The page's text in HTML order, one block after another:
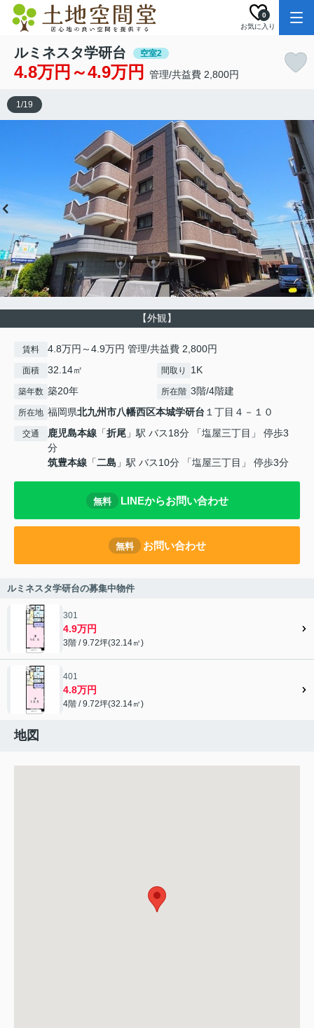
お気に入り
0
ルミネスタ学研台 空室2
4.8万円～4.9万円 管理/共益費 2,800円
【外観】
1/19
賃料 4.8万円～4.9万円 管理/共益費 2,800円
面積 32.14㎡ 間取り 1K
築年数 築20年 所在階 3階/4階建
所在地 福岡県北九州市八幡西区本城学研台 １丁目４－１０
交通 鹿児島本線 「折尾 」駅 バス18分 「塩屋三丁目」 停歩3
分
筑豊本線 「二島 」駅 バス10分 「塩屋三丁目」 停歩3分
無料 LINEからお問い合わせ
無料 お問い合わせ
ルミネスタ学研台の募集中物件
301
4.9万円
3階 / 9.72坪(32.14㎡)
401
4.8万円
4階 / 9.72坪(32.14㎡)
地図